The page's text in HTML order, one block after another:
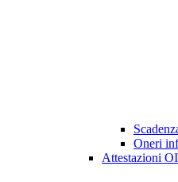
Oneri
Attestazioni